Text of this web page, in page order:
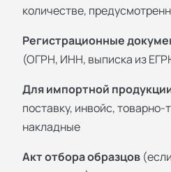
количестве,
Регистрационные
(ОГРН, ИНН, выписка из
Для импортной
поставку, инвойс,
накладные
Акт отбора образцов